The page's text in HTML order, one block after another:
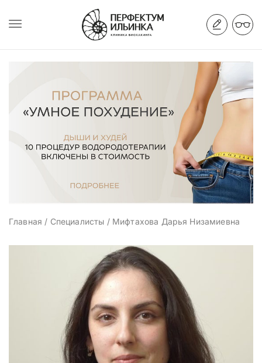
Главная / Специалисты / Мифтахова Дарья Низамиевна